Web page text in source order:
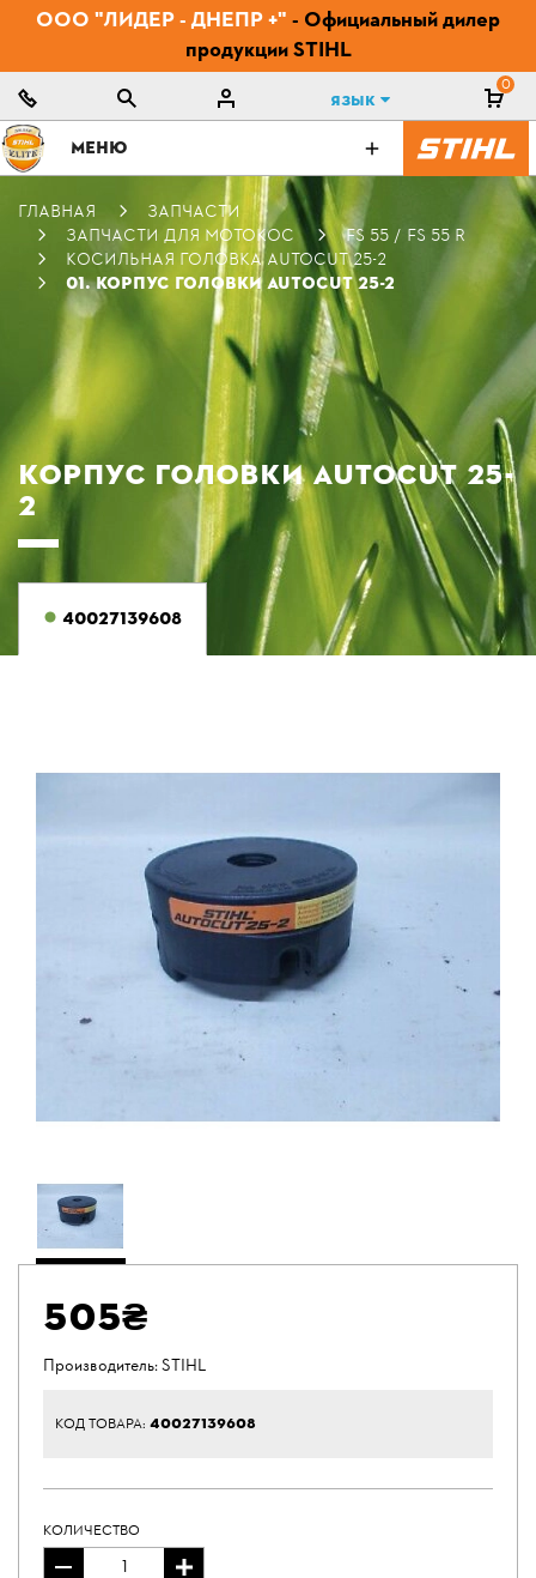
ООО "ЛИДЕР - ДНЕПР +" - Официальный дилер
продукции STIHL
Язык
0
МЕНЮ
ГЛАВНАЯ
ЗАПЧАСТИ
ЗАПЧАСТИ ДЛЯ МОТОКОС
FS 55 / FS 55 R
КОСИЛЬНАЯ ГОЛОВКА AUTOCUT 25-2
01. КОРПУС ГОЛОВКИ AUTOCUT 25-2
КОРПУС ГОЛОВКИ AUTOCUT 25-
2
40027139608
505₴
Производитель:STIHL
КОД ТОВАРА: 40027139608
КОЛИЧЕСТВО